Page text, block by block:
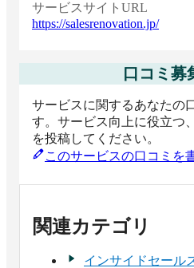
サービスサイトURL
https://salesrenovation.jp/
口コミ募
サービスに関するあなたの
す。サービス向上に役立つ
を投稿してください。
このサービスの口コミを
関連カテゴリ
インサイドセール